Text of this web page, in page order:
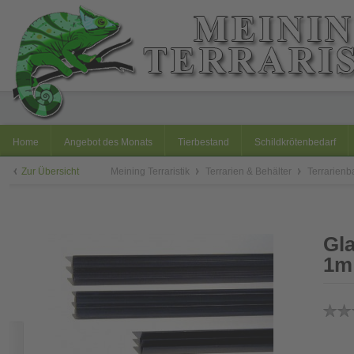
Home Angebot des Monats Tierbestand Schildkrötenbedarf
Zur Übersicht Meining Terraristik Terrarien & Behälter